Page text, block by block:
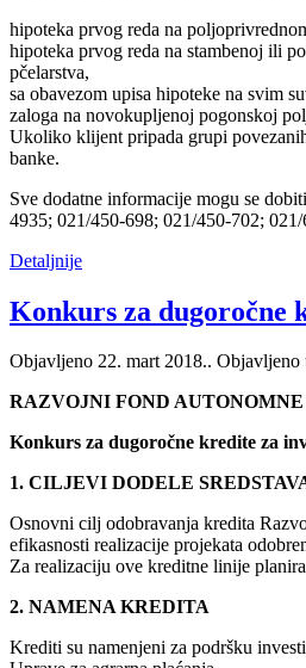
hipoteka prvog reda na
hipoteka prvog reda na stambenoj ili
pčelarstva,
sa obavezom upisa hipoteke na svim
zaloga na novokupljenoj pogonskoj
Ukoliko klijent pripada grupi
banke.
Sve dodatne informacije mogu se
4935; 021/450-698; 021/450-702;
Detaljnije
Konkurs za
Objavljeno 22. mart 2018.. Objavljeno
RAZVOJNI FOND
Konkurs za dugoročne kredite za
1. CILJEVI DODELE
Osnovni cilj odobravanja kredita
efikasnosti realizacije projekata
Za realizaciju ove kreditne linije
2. NAMENA KREDITA
Krediti su namenjeni za podršku